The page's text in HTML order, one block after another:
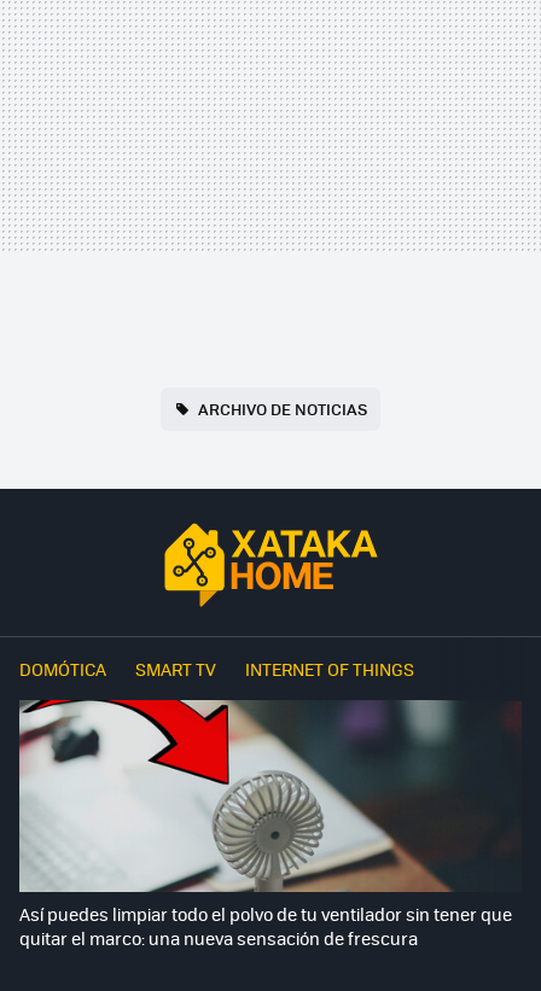
ARCHIVO DE NOTICIAS
DOMÓTICA SMART TV INTERNET OF THINGS
Así puedes limpiar todo el polvo de tu ventilador sin tener que
quitar el marco: una nueva sensación de frescura